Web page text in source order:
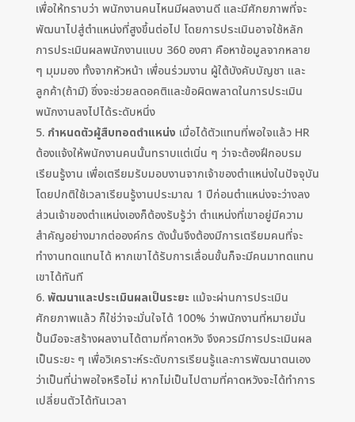
เพื่อให้ทราบว่า พนักงานคนไหนมีผลงานดี และมีศักยภาพที่จะ
พัฒนาไปสู่ตำแหน่งที่สูงขึ้นต่อไป โดยการประเมินอาจใช้หลัก
การประเมินผลพนักงานแบบ 360 องศา คือหาข้อมูลจากหลาย
ๆ มุมมอง ทั้งจากหัวหน้า เพื่อนร่วมงาน ผู้ใต้บังคับบัญชา และ
ลูกค้า(ถ้ามี) ซึ่งจะช่วยลดอคติและข้อผิดพลาดในการประเมิน
พนักงานลงไปได้ระดับหนึ่ง
กำหนดตัวผู้สืบทอดตำแหน่ง เมื่อได้ตัวแทนที่พอใจแล้ว HR
ต้องแจ้งให้พนักงานคนนั้นทราบแต่เนิ่น ๆ ว่าจะต้องฝึกอบรม
เรียนรู้งาน เพื่อเตรียมรับมอบงานจากเจ้าของตำแหน่งในปัจจุบัน
โดยปกติใช้เวลาเรียนรู้งานประมาณ 1 ปีก่อนตำแหน่งจะว่างลง
ส่วนเจ้าของตำแหน่งเองก็ต้องรับรู้ว่า ตำแหน่งที่เขาอยู่มีความ
สำคัญอย่างมากต่อองค์กร ดังนั้นจึงต้องมีการเตรียมคนที่จะ
ทำงานทดแทนได้ หากเขาได้รับการเลื่อนขั้นก็จะมีคนมาทดแทน
เขาได้ทันที
พัฒนาและประเมินผลเป็นระยะ แม้จะผ่านการประเมิน
ศักยภาพแล้ว ก็ใช่ว่าจะมั่นใจได้ 100% ว่าพนักงานที่หมายมั่น
ปั้นมือจะสร้างผลงานได้ตามที่คาดหวัง จึงควรมีการประเมินผล
เป็นระยะ ๆ เพื่อวิเคราะห์ระดับการเรียนรู้และการพัฒนาตนเอง
ว่าเป็นที่น่าพอใจหรือไม่ หากไม่เป็นไปตามที่คาดหวังจะได้ทำการ
เปลี่ยนตัวได้ทันเวลา